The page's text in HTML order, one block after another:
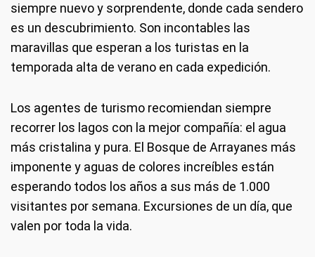
siempre nuevo y sorprendente, donde cada sendero
es un descubrimiento. Son incontables las
maravillas que esperan a los turistas en la
temporada alta de verano en cada expedición.
Los agentes de turismo recomiendan siempre
recorrer los lagos con la mejor compañía: el agua
más cristalina y pura. El Bosque de Arrayanes más
imponente y aguas de colores increíbles están
esperando todos los años a sus más de 1.000
visitantes por semana. Excursiones de un día, que
valen por toda la vida.